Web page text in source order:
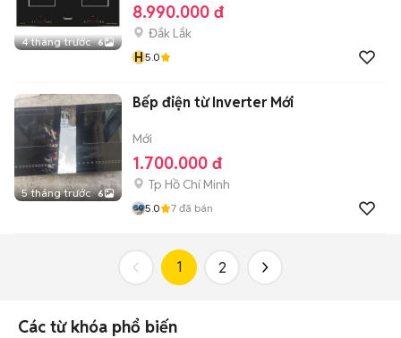
4 tháng trước 6
8.990.000 đ
Đắk Lắk
H5.0
5 tháng trước 6
Bếp điện từ Inverter Mới
Mới
1.700.000 đ
Tp Hồ Chí Minh
5.0 7 đã bán
1 2
Các từ khóa phổ biến